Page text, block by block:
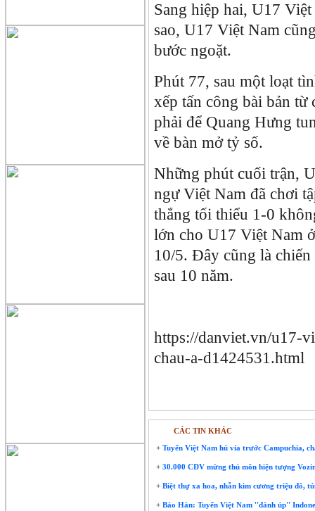
Sang hiệp hai, U17
sao, U17 Việt Nam
bước ngoặt.
Phút 77, sau một loạt
xếp tấn công bài bản từ
phải để Quang Hưng
về bàn mở tỷ số.
Những phút cuối trận,
ngự Việt Nam đã chơi
thắng tối thiểu 1-0
lớn cho U17 Việt Nam
10/5. Đây cũng là
sau 10 năm.
https://danviet.vn/u17-
chau-a-d1424531.html
CÁC TIN KHÁC
+ Tuyển Việt Nam hú vía trước Campuchia,
+ 30.000 CĐV mừng thủ môn hiện tượng
+ Biệt thự xa hoa, nhẫn kim cương triệu đô,
+ Báo Hàn: Tuyển Việt Nam ''đánh úp''